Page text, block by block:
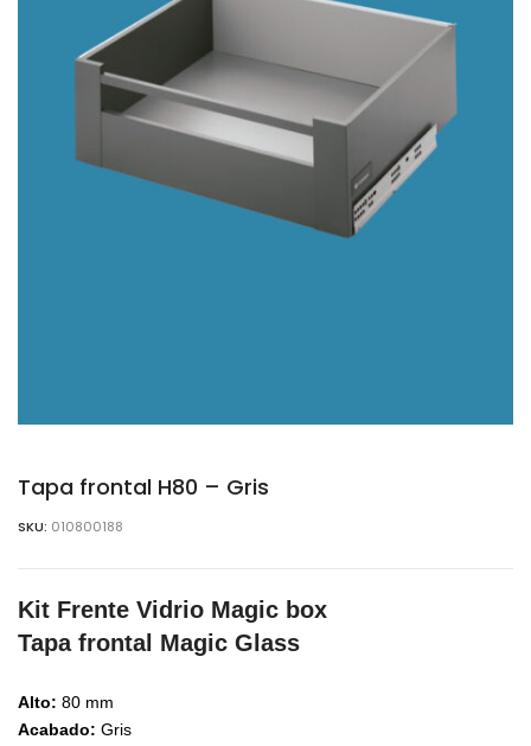
Tapa frontal H80 – Gris
SKU: 010800188
Kit Frente Vidrio Magic box
Tapa frontal Magic Glass
Alto: 80 mm
Acabado: Gris